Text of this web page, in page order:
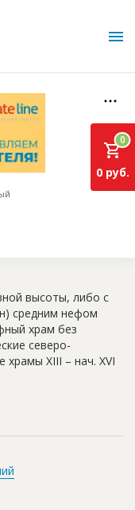
0
0 руб.
высоты, либо с
средним нефом
храм без
северо-
храмы XIII – нач. XVI